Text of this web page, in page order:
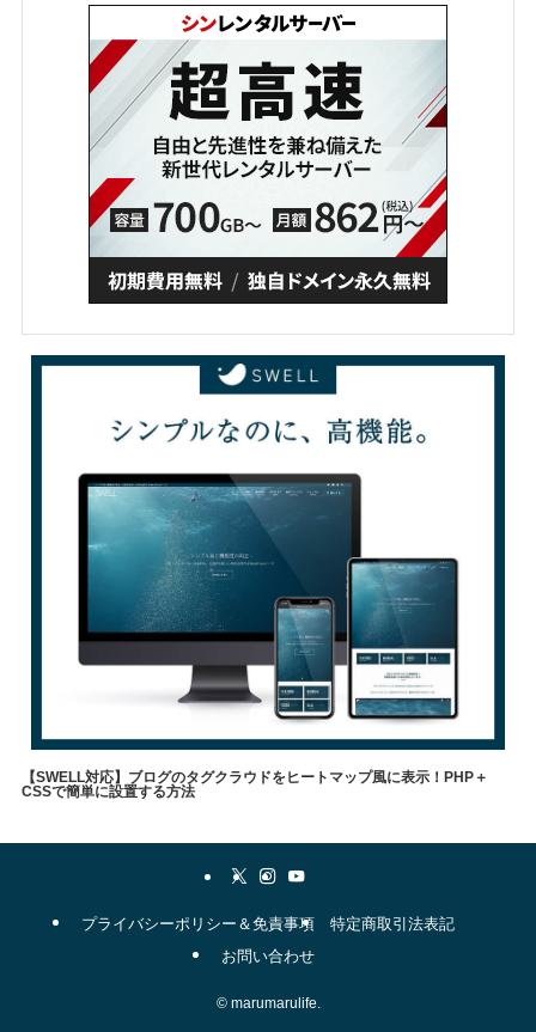
【SWELL対応】ブログのタグクラウドをヒートマップ風に表示！PHP＋
CSSで簡単に設置する方法
やりたいこと
プライバシーポリシー＆免責事項
特定商取引法表記
お問い合わせ
©marumarulife.